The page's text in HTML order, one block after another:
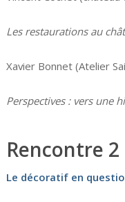
Les restaurations au
Xavier Bonnet (Atelier
Perspectives : vers une
Rencontre
Le décoratif en